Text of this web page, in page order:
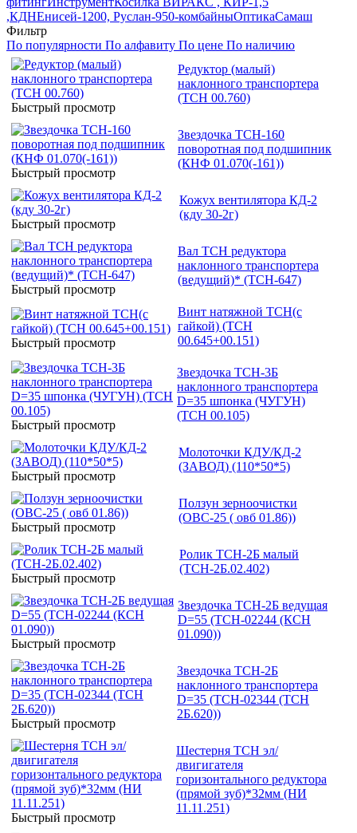
,КДНЕнисей-1200, Руслан-950-комбайныОптикаСамаш
Фильтр
По популярности По алфавиту По цене По наличию
Быстрый просмотр
Редуктор (малый)
наклонного транспортера
(ТСН 00.760)
Быстрый просмотр
Звездочка ТСН-160
поворотная под подшипник
(КНФ 01.070(-161))
Быстрый просмотр
Кожух вентилятора КД-2
(кду 30-2г)
Быстрый просмотр
Вал ТСН редуктора
наклонного транспортера
(ведущий)* (ТСН-647)
Быстрый просмотр
Винт натяжной ТСН(с
гайкой) (ТСН
00.645+00.151)
Быстрый просмотр
Звездочка ТСН-3Б
наклонного транспортера
D=35 шпонка (ЧУГУН)
(ТСН 00.105)
Быстрый просмотр
Молоточки КДУ/КД-2
(ЗАВОД) (110*50*5)
Быстрый просмотр
Ползун зерноочистки
(ОВС-25 ( овб 01.86))
Быстрый просмотр
Ролик ТСН-2Б малый
(ТСН-2Б.02.402)
Быстрый просмотр
Звездочка ТСН-2Б ведущая
D=55 (ТСН-02244 (КСН
01.090))
Быстрый просмотр
Звездочка ТСН-2Б
наклонного транспортера
D=35 (ТСН-02344 (ТСН
2Б.620))
Быстрый просмотр
Шестерня ТСН эл/
двигигателя
горизонтального редуктора
(прямой зуб)*32мм (НИ
11.11.251)